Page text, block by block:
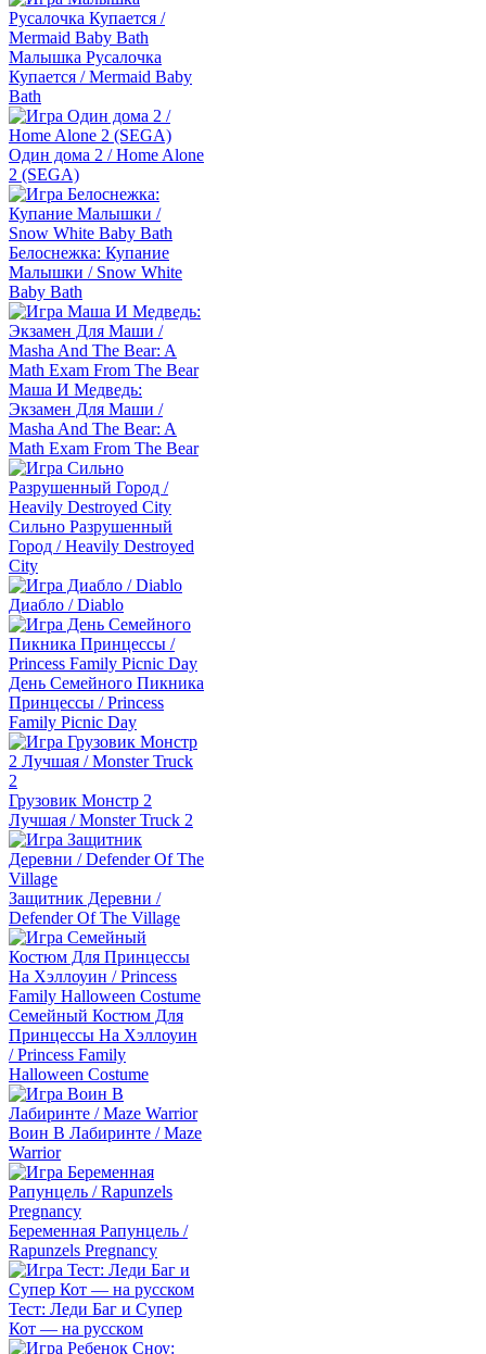
Малышка Русалочка
Купается / Mermaid Baby
Bath
Один дома 2 / Home Alone
2 (SEGA)
Белоснежка: Купание
Малышки / Snow White
Baby Bath
Маша И Медведь:
Экзамен Для Маши /
Masha And The Bear: A
Math Exam From The Bear
Сильно Разрушенный
Город / Heavily Destroyed
City
Диабло / Diablo
День Семейного Пикника
Принцессы / Princess
Family Picnic Day
Грузовик Монстр 2
Лучшая / Monster Truck 2
Защитник Деревни /
Defender Of The Village
Семейный Костюм Для
Принцессы На Хэллоуин
/ Princess Family
Halloween Costume
Воин В Лабиринте / Maze
Warrior
Беременная Рапунцель /
Rapunzels Pregnancy
Тест: Леди Баг и Супер
Кот — на русском